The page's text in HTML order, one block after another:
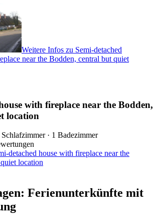
Weitere Infos zu Semi-detached
near the Bodden, central but quiet
with fireplace near the Bodden,
location
· 1 Badezimmer
detached house with fireplace near the
location
Ferienunterkünfte mit